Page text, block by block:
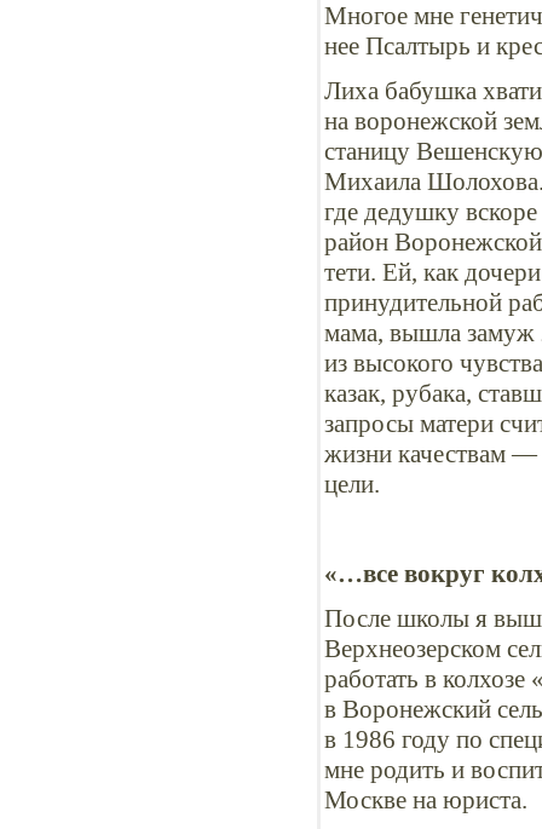
Многое мне
нее Псалтырь и
Лиха бабушка
на воронежской
станицу
Михаила Шолохова.
где дедушку
район
тети. Ей, как
принудительной
мама, вышла замуж
из высокого
казак, рубака,
запросы матери
жизни качествам —
цели.
«…все вокруг
После школы я
Верхнеозерском
работать в
в Воронежский
в 1986 году по
мне родить и
Москве на юриста.